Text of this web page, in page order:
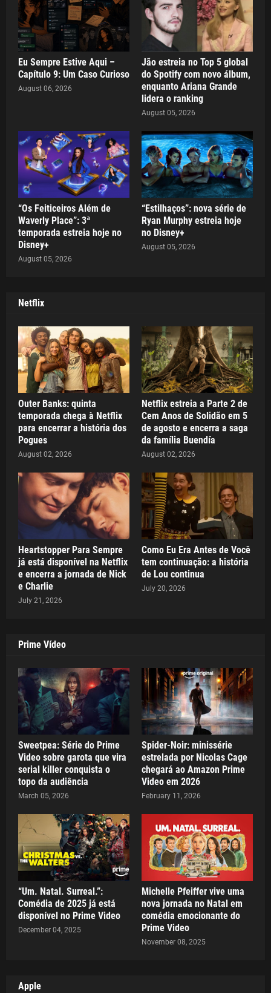
Eu Sempre Estive Aqui –
Capítulo 9: Um Caso Curioso
August 06, 2026
Jão estreia no Top 5 global
do Spotify com novo álbum,
enquanto Ariana Grande
lidera o ranking
August 05, 2026
“Os Feiticeiros Além de
Waverly Place”: 3ª
temporada estreia hoje no
Disney+
August 05, 2026
“Estilhaços”: nova série de
Ryan Murphy estreia hoje
no Disney+
August 05, 2026
Netflix
Outer Banks: quinta
temporada chega à Netflix
para encerrar a história dos
Pogues
August 02, 2026
Netflix estreia a Parte 2 de
Cem Anos de Solidão em 5
de agosto e encerra a saga
da família Buendía
August 02, 2026
Heartstopper Para Sempre
já está disponível na Netflix
e encerra a jornada de Nick
e Charlie
July 21, 2026
Como Eu Era Antes de Você
tem continuação: a história
de Lou continua
July 20, 2026
Prime Vídeo
Sweetpea: Série do Prime
Video sobre garota que vira
serial killer conquista o
topo da audiência
March 05, 2026
Spider-Noir: minissérie
estrelada por Nicolas Cage
chegará ao Amazon Prime
Video em 2026
February 11, 2026
“Um. Natal. Surreal.”:
Comédia de 2025 já está
disponível no Prime Video
December 04, 2025
Michelle Pfeiffer vive uma
nova jornada no Natal em
comédia emocionante do
Prime Video
November 08, 2025
Apple